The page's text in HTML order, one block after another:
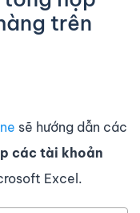
trên
sẽ hướng dẫn các
các tài khoản
Excel.